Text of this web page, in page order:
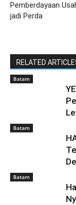
Pemberdayaan
jadi Perda
RELATED
Batam
Batam
Batam